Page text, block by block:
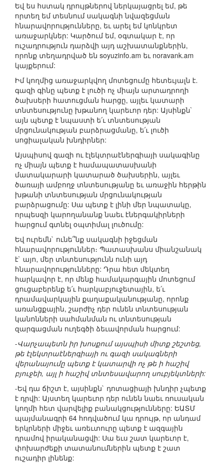
Եվ ես հստակ դրույթներով ներկայացրել եմ, թե
որտեղ եմ տեսնում սակագնի նվազեցման
հնարավորությունները, եւ արել եմ կոնկրետ
առաջարկներ: Կարծում եմ, օգտակար է, որ
ուշադրություն դարձվի այդ աշխատանքներին,
որոնք տեղադրված են soyuzinfo.am եւ noravank.am
կայքերում:
Իմ կողմից առաջարկվող մոտեցումը հետեւյալն է.
գազի գինը պետք է լուծի ոչ միայն արտադրողի
ծախսերի հատուցման հարցը, այլեւ կատարի
տնտեսությունը խթանող կարեւոր դեր: Այսինքն`
այն պետք է նպաստի ե՛ւ տնտեսության
մրցունակության բարձրացմանը, ե՛ւ լուծի
սոցիալական խնդիրներ:
Այսպիսով գազի ու էլեկտրաէներգիայի սակագինը
ոչ միայն պետք է համապատասխանի
մատակարարի կատարած ծախսերին, այլեւ
ծառայի ամբողջ տնտեսությանը եւ առաջին հերթին
խթանի տնտեսության մրցունակության
բարձրացումը: Սա պետք է լինի մեր նպատակը,
որպեսզի կարողանանք նաեւ էներգակիրների
հարցում գտնել օպտիմալ լուծումը:
Եվ ուրեմն` ունե՞նք սակագնի իջեցման
հնարավորություններ։ Պատասխանս միանշանակ
է` այո, մեր տնտեսությունն ունի այդ
հնարավորությունները: Դրա հետ մեկտեղ
հարկավոր է, որ մենք համակարգային մոտեցում
ցուցաբերենք ե՛ւ հարկաբյուջետային, ե՛ւ
դրամավարկային քաղաքականությանը, որոնք
առանցքային, շարժիչ դեր ունեն տնտեսության
կանոնների սահմանման ու տնտեսության
զարգացման ուղեգծի ձեւավորման հարցում:
-Վարչապետն իր խոսքում այսպիսի միտք շեշտեց,
թե էլեկտրաէներգիայի ու գազի սակագների
վերանայումը պետք է կատարվի ոչ թե ի հաշիվ
բյուջեի, այլ ի հաշիվ տնտեսավարող սուբյեկտների:
-Եվ դա ճիշտ է, այսինքն` դոտացիայի խնդիր չպետք
է դրվի: Այստեղ կարեւոր դեր ունեն նաեւ ռուսական
կողմի հետ վարվելիք բանակցությունները: ԵԱՏՄ
պայմանագրի 64 հոդվածում կա դրույթ, որ անդամ
երկրների միջեւ առեւտուրը պետք է ազգային
դրամով իրականացվի: Սա եւս շատ կարեւոր է,
փոխարժեքի տատանումներին պետք է շատ
ուշադիր լինենք: